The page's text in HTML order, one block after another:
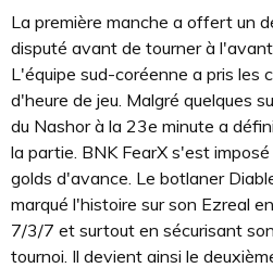
La première manche a offert un
disputé avant de tourner à
L'équipe sud-coréenne a pris les
d'heure de jeu. Malgré quelques
du Nashor à la 23e minute a
la partie. BNK FearX s'est
golds d'avance. Le botlaner
marqué l'histoire sur son Ezreal
7/3/7 et surtout en sécurisant
tournoi. Il devient ainsi le